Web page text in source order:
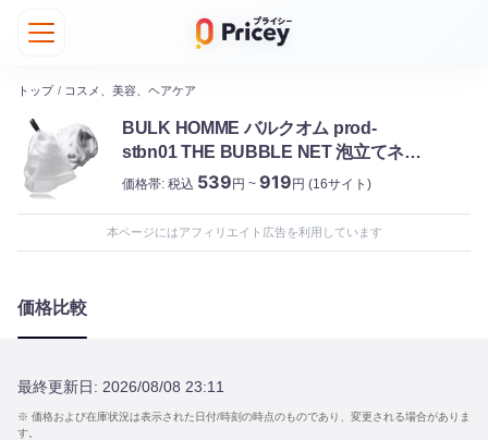
トップ / コスメ、美容、ヘアケア
BULK HOMME バルクオム prod-
stbn01 THE BUBBLE NET 泡立てネッ
ト
価格帯: 税込 539円 ~ 919円 (16サイト)
本ページにはアフィリエイト広告を利用しています
価格比較
最終更新日: 2026/08/08 23:11
※ 価格および在庫状況は表示された日付/時刻の時点のものであり、変更される場合がありま
す。